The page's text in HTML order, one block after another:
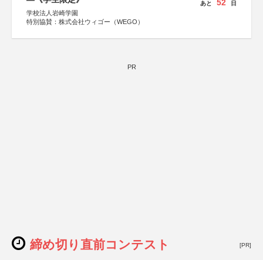
学校法人岩崎学園
特別協賛：株式会社ウィゴー（WEGO）
あと 52 日
PR
締め切り直前コンテスト [PR]